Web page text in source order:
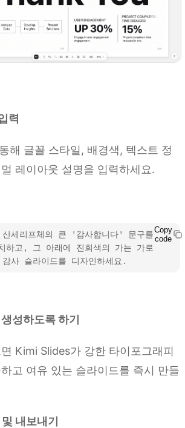
력
해 글꼴 스타일, 배경색, 텍스트 정
레이아웃 설명을 입력하세요.
세리프체의 큰 '감사합니다' 문구를
하고, 그 아래에 진회색의 가는 가로
사 슬라이드를 디자인하세요.
Copy
code
성하도록 하기
Kimi Slides가 강한 타이포그래피
고 여유 있는 슬라이드를 즉시 만들
내보내기